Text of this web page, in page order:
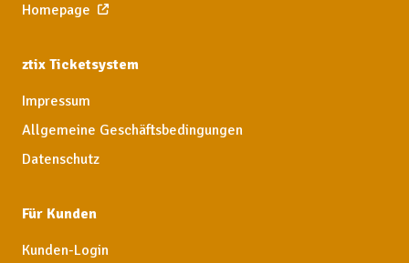
Homepage
ztix Ticketsystem
Impressum
Allgemeine Geschäftsbedingungen
Datenschutz
Für Kunden
Kunden-Login